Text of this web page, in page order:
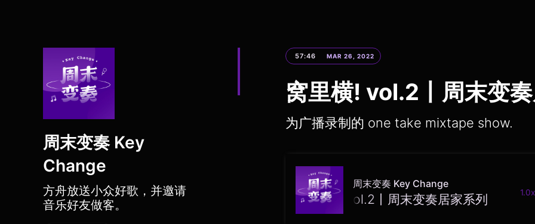
周末变奏 Key
Change
方舟放送小众好歌，并邀请
音乐好友做客。
57:46 MAR 26, 2022
窝里横! vol.2丨周末变
为广播录制的 one take mixtape show.
周末变奏 Key Change
窝里横! vol.2丨周末变奏居家系列 1.0x